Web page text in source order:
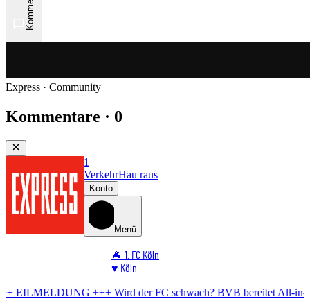
Express · Community
Kommentare · 0
1
VerkehrHau raus
Konto
Menü
🐐 1. FC Köln
♥️ Köln
🏆 Sport
+++Wird der FC schwach?BVB bereitet All-in-Angebot für El Mala